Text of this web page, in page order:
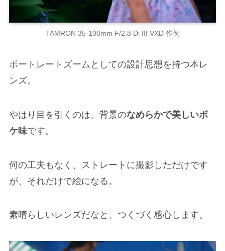
TAMRON 35-100mm F/2.8 Di III VXD 作例
ポートレートズームとしての設計思想を持つ本レ
ンズ。
やはり目を引くのは、背景のなめらかで美しいボ
ケ味です。
何の工夫もなく、ストレートに撮影しただけです
が、それだけで絵になる。
素晴らしいレンズだなと、つくづく感心します。